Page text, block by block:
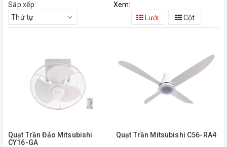
Sắp xếp:
Thứ tự
Xem:
Lưới
Cột
Quạt Trần Đảo Mitsubishi
CY16-GA
Quạt Trần Mitsubishi C56-RA4